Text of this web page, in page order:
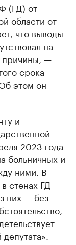
(ГД) от
области от
что выводы
на
причины, —
срока
этом он
и
2023 года
больничных и
ними. В
стенах ГД
них — без